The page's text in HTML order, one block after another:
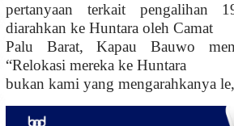
pertanyaan terkait pengalihan
diarahkan ke Huntara oleh Camat
Palu Barat, Kapau Bauwo
“Relokasi mereka ke Huntara
bukan kami yang mengarahkanya